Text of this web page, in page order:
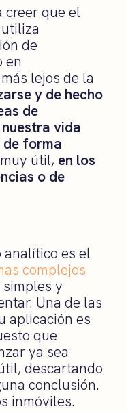
creer que el
de
en
lejos de la
y de hecho
de
vida
de forma
útil, en los
o de
analítico es el
complejos
y
Una de las
aplicación es
que
ya sea
descartando
conclusión.
inmóviles.